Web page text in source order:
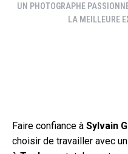
UN PHOTOGRAPHE
LA MEILLEURE
Faire confiance à Sylvain
choisir de travailler avec un